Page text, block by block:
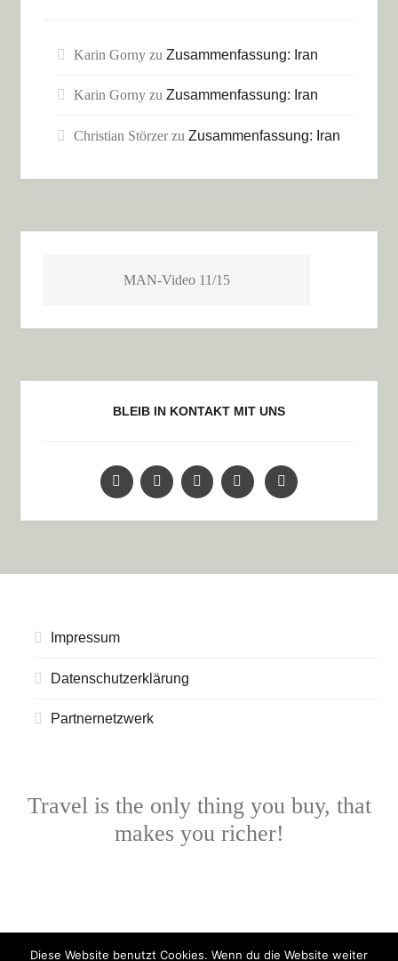
Karin Gorny zuZusammenfassung: Iran
Karin Gorny zuZusammenfassung: Iran
Christian StörzerzuZusammenfassung: Iran
MAN-Video 11/15
BLEIB IN KONTAKT MIT UNS
Impressum
Datenschutzerklärung
Partnernetzwerk
Travel is the only thing you buy, that
makes you richer!
Diese Website benutzt Cookies. Wenn du die Website weiter